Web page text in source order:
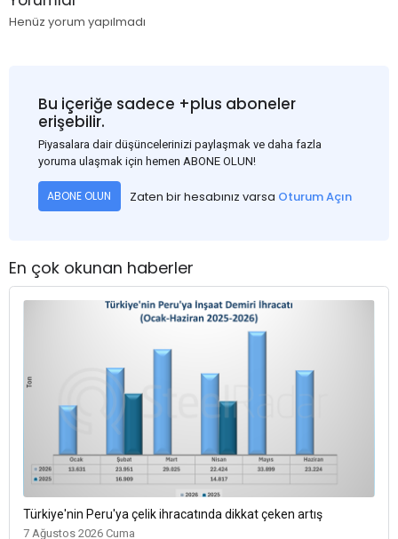
Henüz yorum yapılmadı
Bu içeriğe sadece +plus aboneler
erişebilir.
Piyasalara dair düşüncelerinizi paylaşmak ve daha fazla
yoruma ulaşmak için hemen ABONE OLUN!
ABONE OLUN Zaten bir hesabınız varsa Oturum Açın
En çok okunan haberler
Türkiye'nin Peru'ya çelik ihracatında dikkat çeken artış
7 Ağustos 2026 Cuma